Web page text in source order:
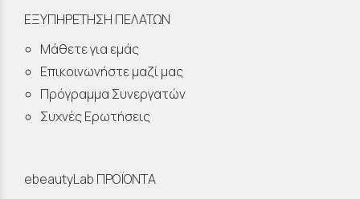
ΕΞΥΠΗΡΕΤΗΣΗ ΠΕΛΑΤΩΝ
Μάθετε για εμάς
Επικοινωνήστε μαζί μας
Πρόγραμμα Συνεργατών
Συχνές Ερωτήσεις
ebeautyLab ΠΡΟΪΟΝΤΑ